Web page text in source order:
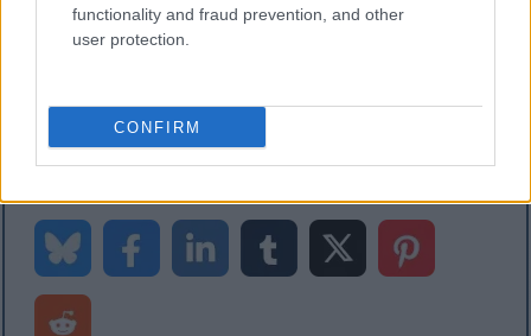
functionality and fraud prevention, and other
user protection.
CONFIRM
Finantsdimensiooni väärtuse
värskendamine Dynamics 365 koodist X++
kuvamis- või redigeerimismeetod
Finantsdimensiooni otsinguvälja loomine
rakenduses Dynamics 365